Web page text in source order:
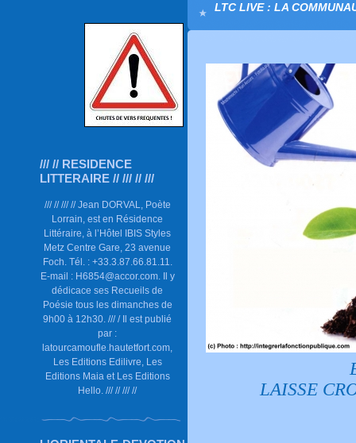
/// // RESIDENCE
LITTERAIRE // /// // ///
/// // /// // Jean DORVAL, Poète
Lorrain, est en Résidence
Littéraire, à l’Hôtel IBIS Styles
Metz Centre Gare, 23 avenue
Foch. Tél. : +33.3.87.66.81.11.
E-mail : H6854@accor.com. Il y
dédicace ses Recueils de
Poésie tous les dimanches de
9h00 à 12h30. /// / Il est publié
par :
latourcamoufle.hautetfort.com,
Les Editions Edilivre, Les
Editions Maia et Les Editions
Hello. /// // /// //
LTC LIVE : LA
LAISSE